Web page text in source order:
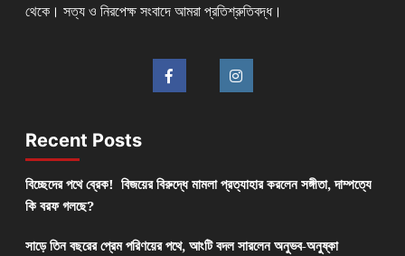
থেকে। সত্য ও নিরপেক্ষ সংবাদে আমরা প্রতিশ্রুতিবদ্ধ।
Recent Posts
বিচ্ছেদের পথে ব্রেক! বিজয়ের বিরুদ্ধে মামলা প্রত্যাহার করলেন সঙ্গীতা, দাম্পত্যে
কি বরফ গলছে?
সাড়ে তিন বছরের প্রেম পরিণয়ের পথে, আংটি বদল সারলেন অনুভব-অনুষ্কা